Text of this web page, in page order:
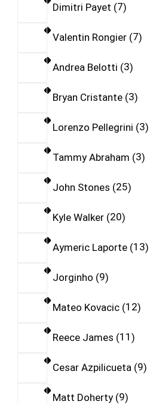
Dimitri Payet 7
Valentin Rongier 7
Andrea Belotti 3
Bryan Cristante 3
Lorenzo Pellegrini 3
Tammy Abraham 3
John Stones 25
Kyle Walker 20
Aymeric Laporte 13
Jorginho 9
Mateo Kovacic 12
Reece James 11
Cesar Azpilicueta 9
Matt Doherty 9